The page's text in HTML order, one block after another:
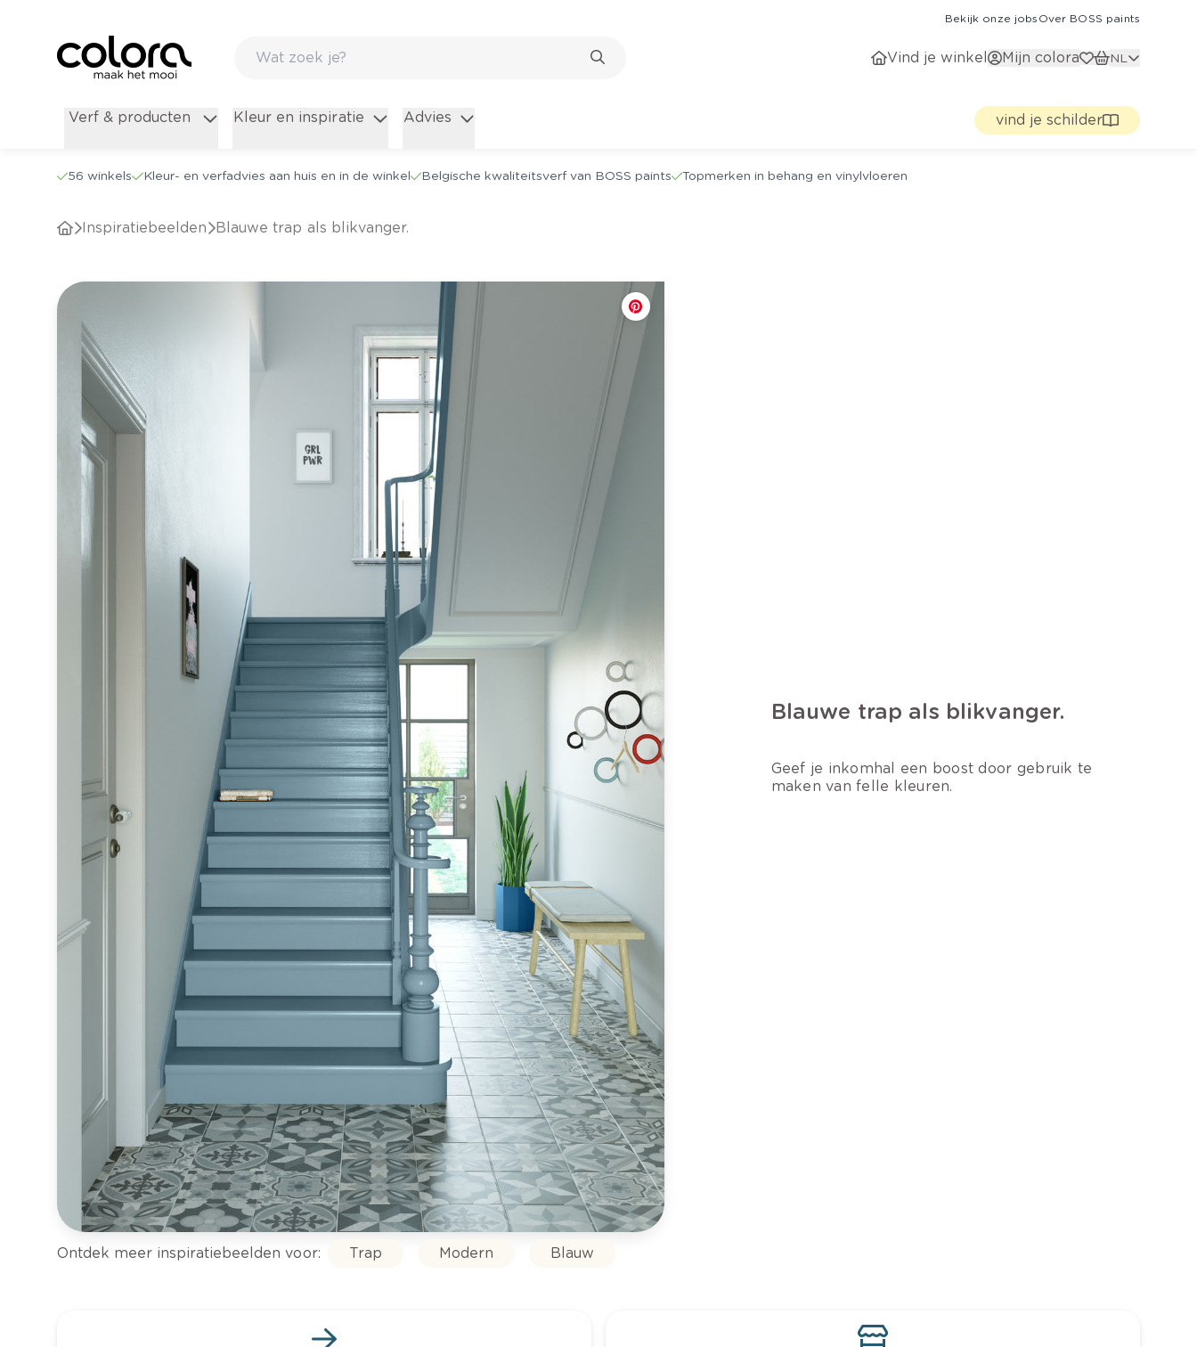
Bekijk onze jobs Over BOSS paints
Vind je winkel Mijn colora NL
Verf & producten Kleur en inspiratie Advies vind je schilder
56 winkels Kleur- en verfadvies aan huis en in de winkel Belgische kwaliteitsverf van BOSS paints Topmerken in behang en vinylvloeren
Inspiratiebeelden Blauwe trap als blikvanger.
Blauwe trap als blikvanger.
Geef je inkomhal een boost door gebruik te
maken van felle kleuren.
Ontdek meer inspiratiebeelden voor: Trap Modern Blauw